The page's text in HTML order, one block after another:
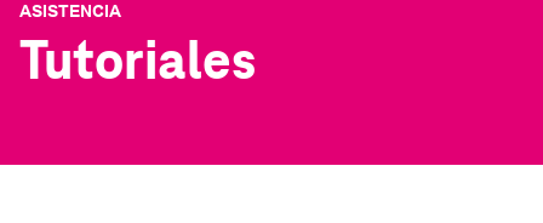
ASISTENCIA
Tutoriales